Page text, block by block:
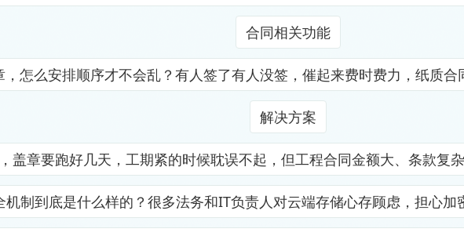
合同相关功能
怎么安排顺序才不会乱？有人签了有人没签，催起来费时费力，纸质
解决方案
章要跑好几天，工期紧的时候耽误不起，但工程合同金额大、条款
制到底是什么样的？很多法务和IT负责人对云端存储心存顾虑，担